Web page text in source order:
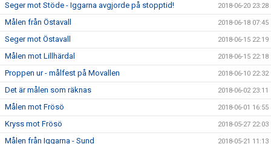
Seger mot Stöde - Iggarna avgjorde på stopptid! 2018-06-20 23:28
Målen från Östavall 2018-06-18 07:45
Seger mot Östavall 2018-06-15 22:19
Målen mot Lillhärdal 2018-06-15 22:18
Proppen ur - målfest på Movallen 2018-06-10 22:32
Det är målen som räknas 2018-06-02 23:11
Målen mot Frösö 2018-06-01 16:55
Kryss mot Frösö 2018-05-27 22:03
Målen från Iggarna - Sund 2018-05-21 11:13